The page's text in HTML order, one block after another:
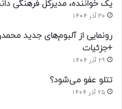
یک خواننده، مدیرکل فرهنگی
30 آذر 1404
رونمایی از آلبوم‌های جدید
+جزئیات
29 آذر 1404
تتلو عفو می‌شود؟
25 آذر 1404